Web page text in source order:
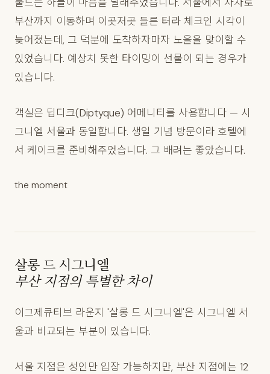
부산까지 이동하며 이곳저곳 들른 터라 체크인 시각이
늦어졌는데, 그 덕분에 도착하자마자 노을을 맞이할 수
있었습니다. 예상치 못한 타이밍이 선물이 되는 경우가
있습니다.
객실은 딥디크(Diptyque) 어메니티를 사용합니다 — 시
그니엘 서울과 동일합니다. 생일 기념 방문이라 호텔에
서 케이크를 준비해주었습니다. 그 배려는 좋았습니다.
the moment
살롱 드 시그니엘
부산 지점의 특별한 차이
이그제큐티브 라운지 '살롱 드 시그니엘'은 시그니엘 서
울과 비교되는 부분이 있습니다.
서울 지점은 성인만 입장 가능하지만, 부산 지점에는 12